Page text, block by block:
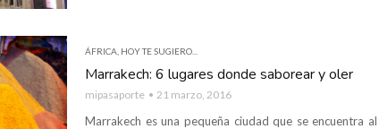
ÁFRICA HOY TE SUGIERO...
Marrakech: 6 lugares donde saborear y oler
mipasaporte 21 marzo, 2016
Marrakech es una pequeña ciudad que se encuentra